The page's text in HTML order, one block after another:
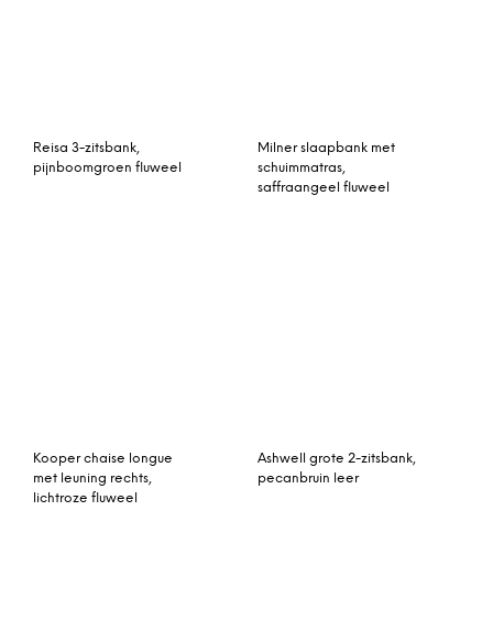
Milner slaapbank met
schuimmatras,
saffraangeel fluweel
Kooper chaise longue
met leuning rechts,
lichtroze fluweel
Ashwell grote 2-zitsbank,
pecanbruin leer